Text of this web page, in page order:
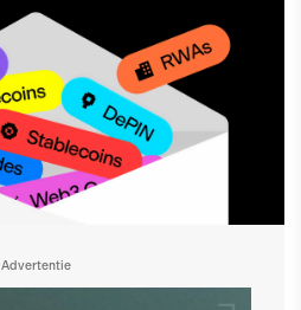
Advertentie